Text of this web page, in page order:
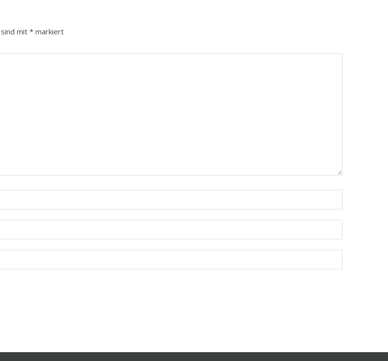
mit * markiert